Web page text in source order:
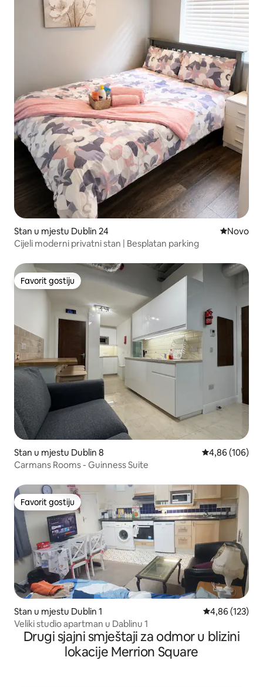
Stan u mjestu Dublin 24 Novi
Novo
Cijeli moderni privatni stan | Besplatan parking
Favorit gostiju
Favorit gostiju
Stan u mjestu Dublin 8 prosječna
4,86 (106)
Carmans Rooms - Guinness Suite
Favorit gostiju
Favorit gostiju
Stan u mjestu Dublin 1 prosječna
4,86 (123)
Veliki studio apartman u Dablinu 1
Drugi sjajni smještaji za odmor u blizini
lokacije Merrion Square